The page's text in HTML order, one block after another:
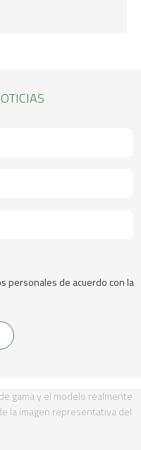
personales de acuerdo con la
gama y el modelo realmente
la imagen representativa del